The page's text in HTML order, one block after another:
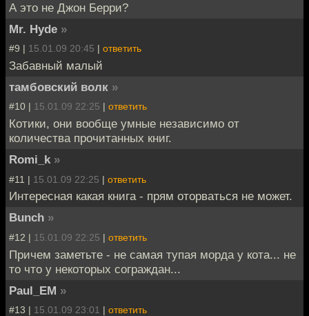
А это не Джон Берри?
Mr. Hyde »
#9 | 15.01.09 20:45 | ответить
Забавный малый
тамбовский волк »
#10 | 15.01.09 22:25 | ответить
Котики, они вообще умные независимо от
количества прочитанных книг.
Romi_k »
#11 | 15.01.09 22:25 | ответить
Интересная какая книга - прям оторваться не может.
Bunch »
#12 | 15.01.09 22:25 | ответить
Причем заметьте - не самая тупая морда у кота... не
то что у некоторых сограждан...
Paul_EM »
#13 | 15.01.09 23:01 | ответить